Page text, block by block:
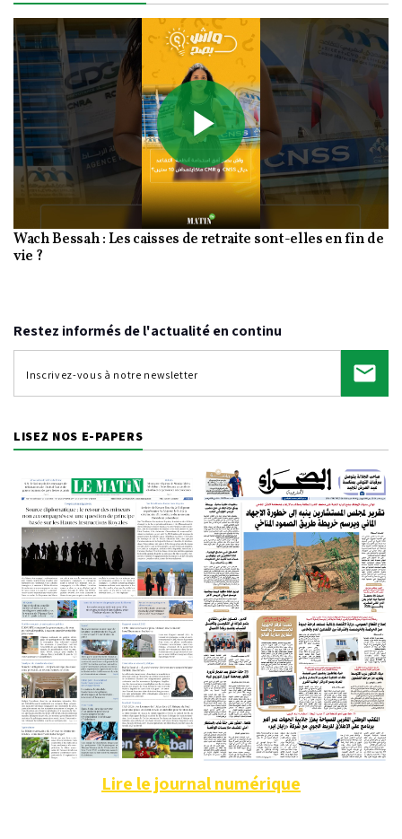
Play
Video
Wach Bessah : Les caisses de retraite sont-elles en fin de
vie ?
Restez informés de l'actualité en continu
LISEZ NOS E-PAPERS
Lire le journal numérique